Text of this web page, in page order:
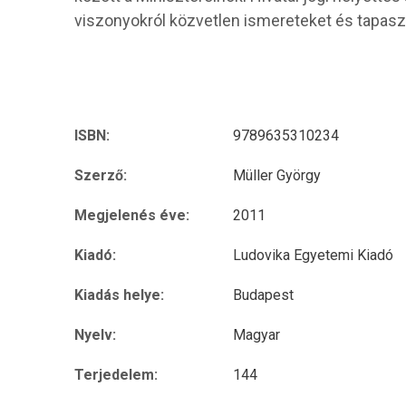
viszonyokról közvetlen ismereteket és
ISBN: 9789635310234
Szerző: Müller György
Megjelenés éve: 2011
Kiadó: Ludovika Egyetemi Kiadó
Kiadás helye: Budapest
Nyelv: Magyar
Terjedelem: 144